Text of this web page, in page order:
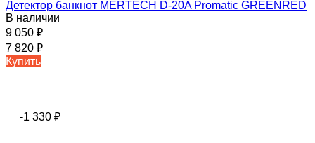
Детектор банкнот MERTECH D-20A Promatic GREENRED
В наличии
9 050 ₽
7 820 ₽
Купить
-1 330 ₽